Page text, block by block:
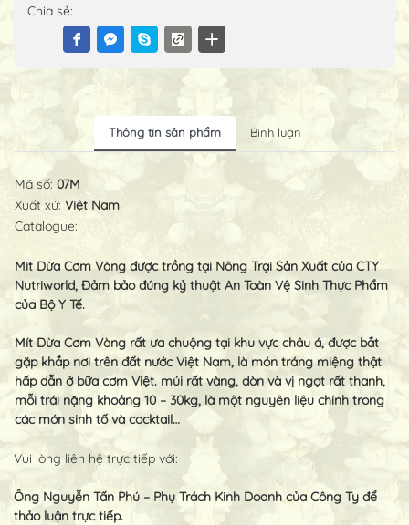
Chia sẻ:
Thông tin sản phẩm Bình luận
Mã số: 07M
Xuất xứ: Việt Nam
Catalogue:
Mit Dừa Cơm Vàng được trồng tại Nông Trại Sản Xuất của CTY
Nutriworld, Đảm bảo đúng kỷ thuật An Toàn Vệ Sinh Thực Phẩm
của Bộ Y Tế.
Mít Dừa Cơm Vàng rất ưa chuộng tại khu vực châu á, được bắt
gặp khắp nơi trên đất nước Việt Nam, là món tráng miệng thật
hấp dẫn ở bữa cơm Việt. múi rất vàng, dòn và vị ngọt rất thanh,
mỗi trái nặng khoảng 10 – 30kg, là một nguyên liệu chính trong
các món sinh tố và cocktail…
Vui lòng liên hệ trực tiếp với:
Ông Nguyễn Tấn Phú – Phụ Trách Kinh Doanh của Công Ty để
thảo luận trực tiếp.